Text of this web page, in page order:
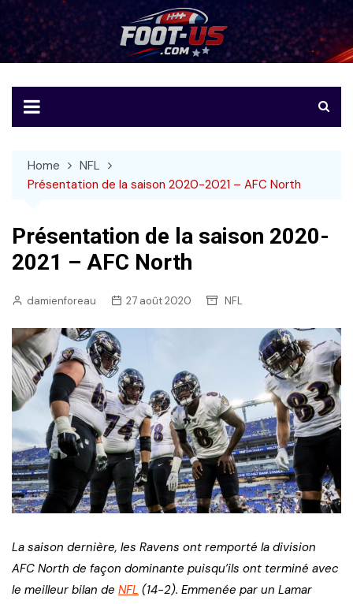
to
content
Foot-US
Le football américain en français
Home
NFL
Présentation de la saison 2020-2021 – AFC North
Présentation de la saison 2020-
2021 – AFC North
damienforeau 27 août 2020 NFL
La saison dernière, les Ravens ont remporté la division
AFC North de façon dominante puisqu’ils ont terminé avec
le meilleur bilan de NFL (14-2). Emmenée par un Lamar